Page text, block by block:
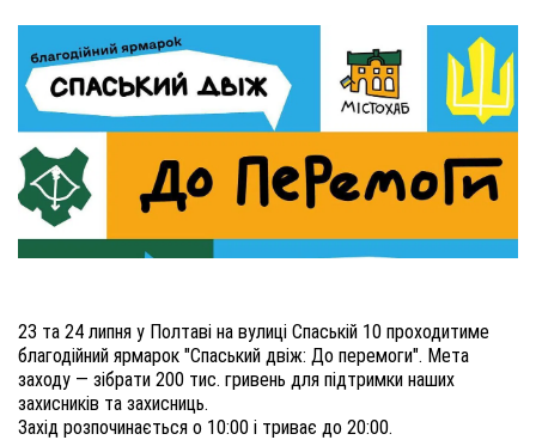
23 та 24 липня у Полтаві на вулиці Спаській 10 проходитиме
благодійний ярмарок "Спаський двіж: До перемоги". Мета
заходу — зібрати 200 тис. гривень для підтримки наших
захисників та захисниць.
Захід розпочинається о 10:00 і триває до 20:00.